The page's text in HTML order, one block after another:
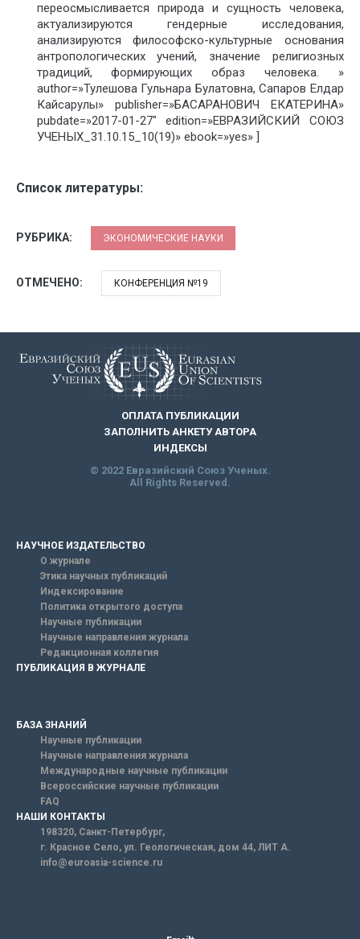
переосмысливается природа и сущность человека,
актуализируются гендерные исследования,
анализируются философско-культурные основания
антропологических учений, значение религиозных
традиций, формирующих образ человека. »
author=»Тулешова Гульнара Булатовна, Сапаров Елдар
Кайсарулы» publisher=»БАСАРАНОВИЧ ЕКАТЕРИНА»
pubdate=»2017-01-27″ edition=»ЕВРАЗИЙСКИЙ СОЮЗ
УЧЕНЫХ_31.10.15_10(19)» ebook=»yes» ]
Список литературы:
РУБРИКА: ЭКОНОМИЧЕСКИЕ НАУКИ
ОТМЕЧЕНО: КОНФЕРЕНЦИЯ №19
ОПЛАТА ПУБЛИКАЦИИ
ЗАПОЛНИТЬ АНКЕТУ АВТОРА
ИНДЕКСЫ
© 2022 Евразийский Союз Ученых.
All Rights Reserved.
НАУЧНОЕ ИЗДАТЕЛЬСТВО
О журнале
Этика научных публикаций
Индексирование
Политика открытого доступа
Научные публикации
Научные направления журнала
Редакционная коллегия
ПУБЛИКАЦИЯ В ЖУРНАЛЕ
БАЗА ЗНАНИЙ
Научные публикации
Научные направления журнала
Международные научные публикации
Всероссийские научные публикации
FAQ
НАШИ КОНТАКТЫ
198320, Санкт-Петербург,
г. Красное Село, ул. Геологическая, дом 44, ЛИТ А.
info@euroasia-science.ru